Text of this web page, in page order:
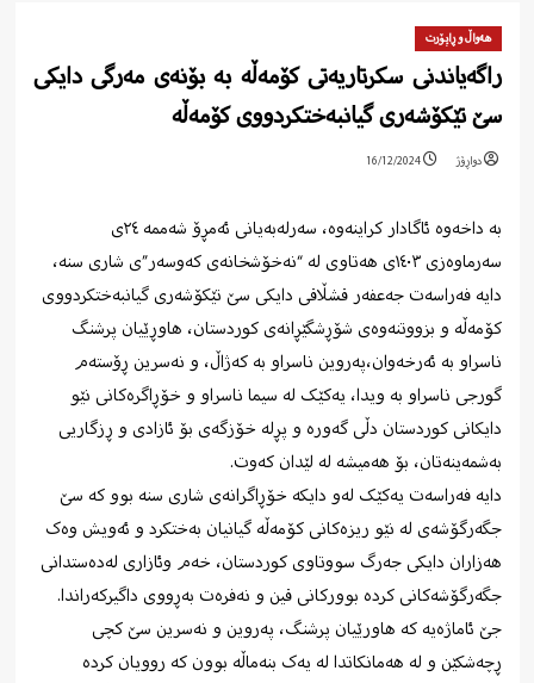
هەواڵ و ڕاپۆرت
راگەیاندنی سکرتاریەتی کۆمەڵە بە بۆنەی مەرگی دایکی
سێ تێكۆشەری گیانبەختكردووی كۆمەڵە
دواڕۆژ 16/12/2024
بە داخەوە ئاگادار کراینەوە، سەرلەبەیانی ئەمڕۆ شەممه ٢٤ی
سەرماوەزی ١٤٠٣ی هەتاوی لە “نەخۆشخانەی کەوسەر”ی شاری سنە،
دایە فەراسەت جەعفەر قشڵاقی دایكی سێ تێكۆشەری گیانبەختكردووی
كۆمەڵە و بزووتنەوەی شۆڕشگێڕانەی كوردستان، هاوڕێیان پرشنگ
ناسراو بە ئەرخەوان،پەروین ناسراو به کەژاڵ، و نەسرین ڕۆستەم
گورجی ناسراو به ویدا، یەکێک لە سیما ناسراو و خۆڕاگرەکانی نێو
دایکانی کوردستان دڵی گەورە و پڕلە خۆزگەی بۆ ئازادی و ڕزگاریی
بەشمەینەتان، بۆ هەمیشە لە لێدان کەوت.
دایە فەراسەت یەکێک لەو دایکە خۆڕاگرانەی شاری سنە بوو کە سێ
جگەرگۆشەی لە نێو ریزەکانی کۆمەڵە گیانیان بەختکرد و ئەویش وەک
هەزاران دایکی جەرگ سووتاوی کوردستان، خەم وئازاری لەدەستدانی
جگەرگۆشەکانی کردە بوورکانی قین و نەفرەت بەڕووی داگیرکەراندا.
جێ ئاماژەیە کە هاورێیان پرشنگ، پەروین و نەسرین سێ کچی
ڕچەشکێن و لە هەمانکاتدا لە یەک بنەماڵە بوون کە روویان کردە